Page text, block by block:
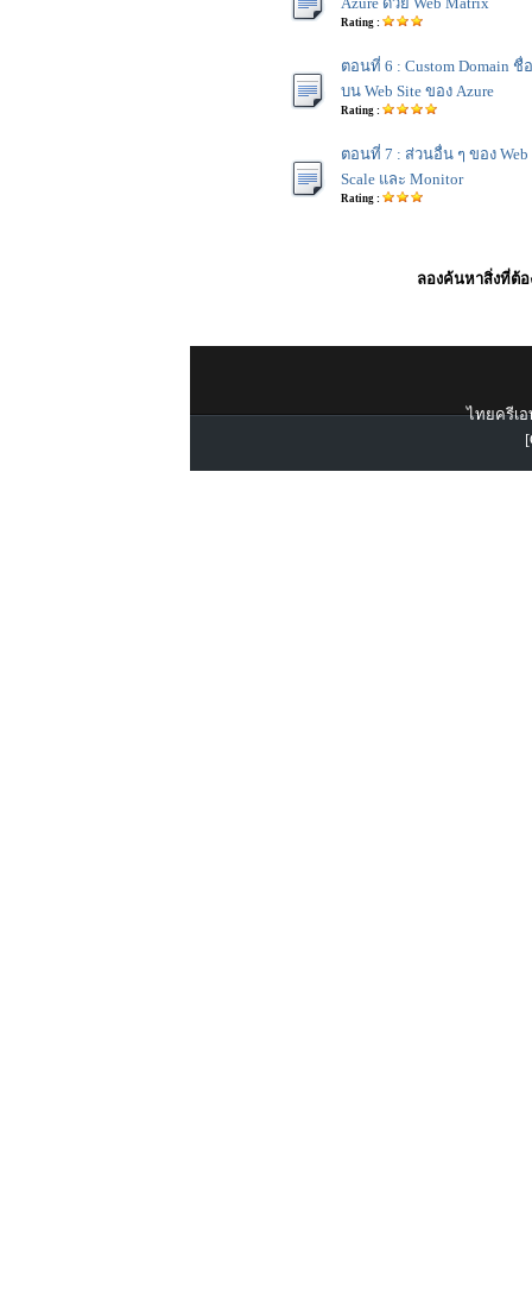
Rating :
ตอนที่ 6 : Custom Domain ชื่
บน Web Site ของ Azure
Rating :
ตอนที่ 7 : ส่วนอื่น ๆ ของ Web
Scale และ Monitor
Rating :
ลองค้นหาสิ่งที่ต้อ
ไทยครีเอ
[